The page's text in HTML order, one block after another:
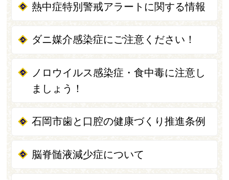
熱中症特別警戒アラートに関する情報
ダニ媒介感染症にご注意ください！
ノロウイルス感染症・食中毒に注意し
ましょう！
石岡市歯と口腔の健康づくり推進条例
脳脊髄液減少症について